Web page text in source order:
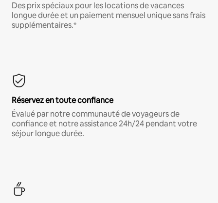
Des prix spéciaux pour les locations de vacances
longue durée et un paiement mensuel unique sans frais
supplémentaires.*
Réservez en toute confiance
Évalué par notre communauté de voyageurs de
confiance et notre assistance 24h/24 pendant votre
séjour longue durée.